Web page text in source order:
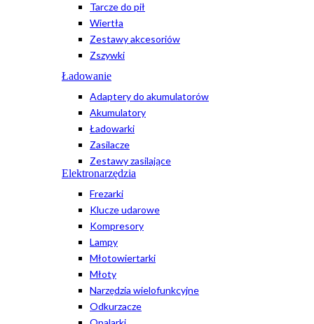
Tarcze do pił
Wiertła
Zestawy akcesoriów
Zszywki
Ładowanie
Adaptery do akumulatorów
Akumulatory
Ładowarki
Zasilacze
Zestawy zasilające
Elektronarzędzia
Frezarki
Klucze udarowe
Kompresory
Lampy
Młotowiertarki
Młoty
Narzędzia wielofunkcyjne
Odkurzacze